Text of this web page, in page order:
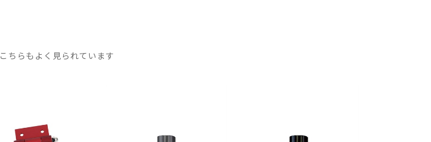
こちらもよく見られています